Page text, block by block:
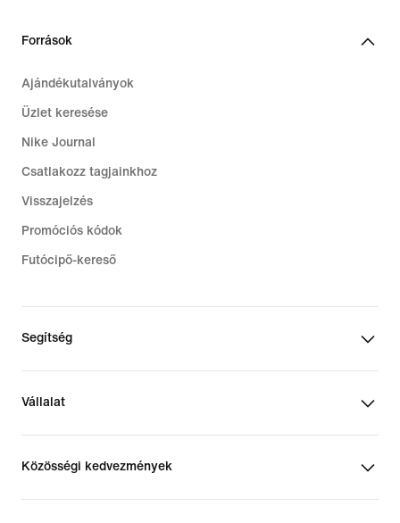
Források
Ajándékutalványok
Üzlet keresése
Nike Journal
Csatlakozz tagjainkhoz
Visszajelzés
Promóciós kódok
Futócipő-kereső
Segítség
Vállalat
Közösségi kedvezmények